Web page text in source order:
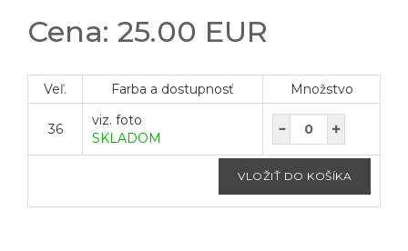
Cena: 25.00 EUR
Veľ. Farba a dostupnosť Množstvo
36
viz. foto
SKLADOM